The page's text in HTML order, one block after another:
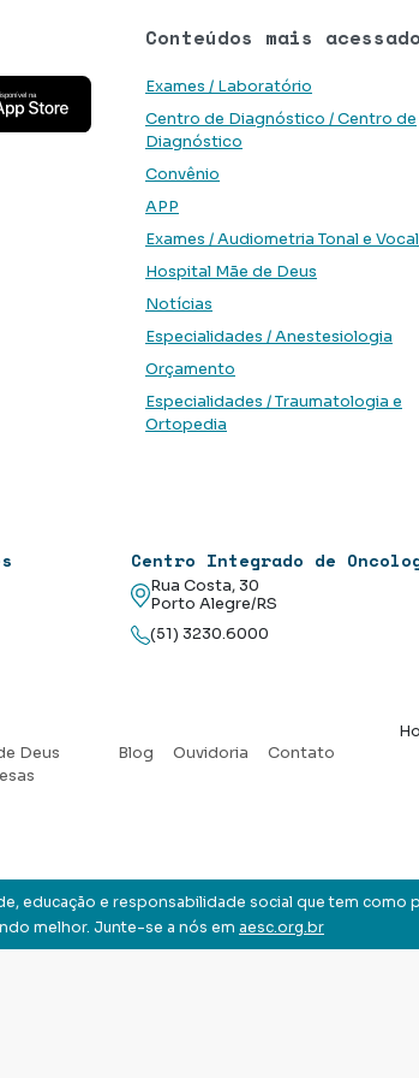
Conteúdos mais
Exames / Laboratório
Centro de Diagnóstico / Centro de
Diagnóstico
Convênio
APP
Exames / Audiometria Tonal e Vocal
Hospital Mãe de Deus
Notícias
Especialidades / Anestesiologia
Orçamento
Especialidades / Traumatologia e
Ortopedia
Play Store
aplicativo na App Store
Centro Integrado de
Rua Costa, 30
Porto Alegre/RS
(51) 3230.6000
Deus
Blog Ouvidoria Contato
educação e responsabilidade social que tem
melhor. Junte-se a nós em aesc.org.br